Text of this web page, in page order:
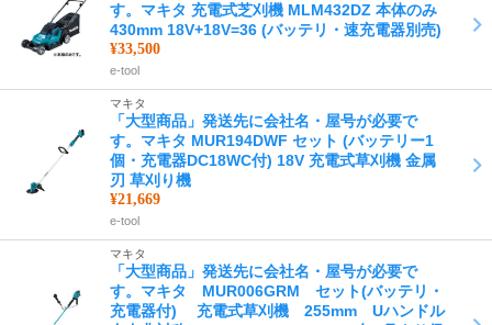
す。マキタ 充電式芝刈機 MLM432DZ 本体のみ
430mm 18V+18V=36 (バッテリ・速充電器別売)
¥33,500
e-tool
マキタ
「大型商品」発送先に会社名・屋号が必要で
す。マキタ MUR194DWF セット (バッテリー1
個・充電器DC18WC付) 18V 充電式草刈機 金属
刃 草刈り機
¥21,669
e-tool
マキタ
「大型商品」発送先に会社名・屋号が必要で
す。マキタ MUR006GRM セット(バッテリ・
充電器付) 充電式草刈機 255mm Uハンドル